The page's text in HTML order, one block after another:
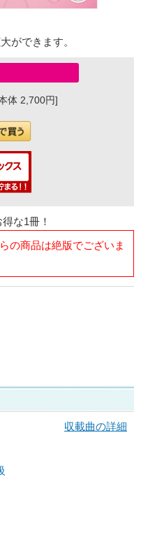
ができます。
体 2,700円]
な1冊！
の商品は絶版でございま
収載曲の詳細